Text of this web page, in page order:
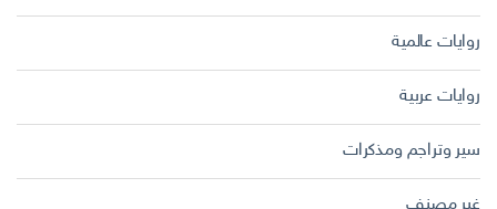
روايات عالمية
روايات عربية
سير وتراجم ومذكرات
غير مصنف